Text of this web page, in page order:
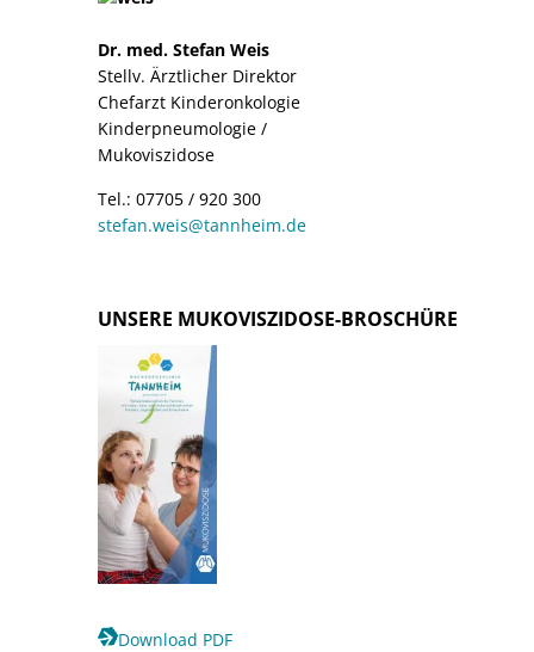
Dr. med. Stefan Weis
Stellv. Ärztlicher Direktor
Chefarzt Kinderonkologie
Kinderpneumologie /
Mukoviszidose
Tel.: 07705 / 920 300
stefan.weis@tannheim.de
UNSERE MUKOVISZIDOSE-BROSCHÜRE
Download PDF